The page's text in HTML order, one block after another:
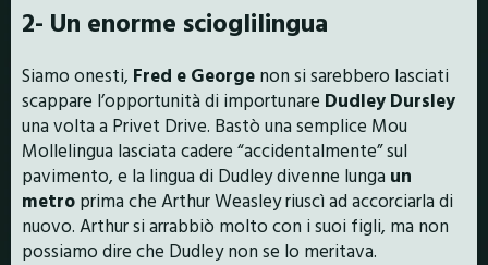
2- Un enorme scioglilingua
Siamo onesti, Fred e George non si sarebbero lasciati
scappare l’opportunità di importunare Dudley Dursley
una volta a Privet Drive. Bastò una semplice Mou
Mollelingua lasciata cadere “accidentalmente” sul
pavimento, e la lingua di Dudley divenne lunga un
metro prima che Arthur Weasley riuscì ad accorciarla di
nuovo. Arthur si arrabbiò molto con i suoi figli, ma non
possiamo dire che Dudley non se lo meritava.